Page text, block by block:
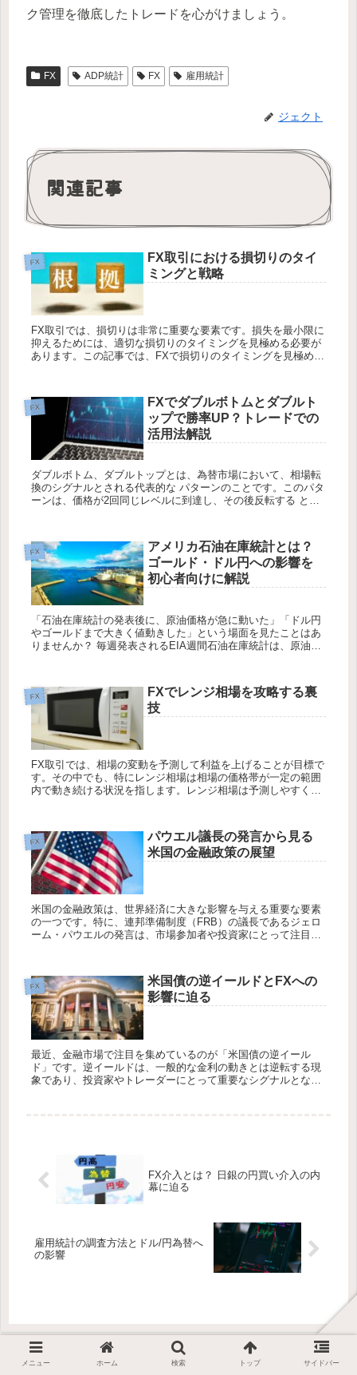
ク管理を徹底したトレードを心がけましょう。
FX ADP統計 FX 雇用統計
ジェクト
関連記事
FX
FX取引における損切りのタイ
ミングと戦略
FX取引では、損切りは非常に重要な要素です。損失を最小限に
抑えるためには、適切な損切りのタイミングを見極める必要が
あります。この記事では、FXで損切りのタイミングを見極める
FX
FXでダブルボトムとダブルト
ップで勝率UP？トレードでの
活用法解説
ダブルボトム、ダブルトップとは、為替市場において、相場転
換のシグナルとされる代表的な パターンのことです。このパタ
ーンは、価格が2回同じレベルに到達し、その後反転する とい
FX
アメリカ石油在庫統計とは？
ゴールド・ドル円への影響を
初心者向けに解説
「石油在庫統計の発表後に、原油価格が急に動いた」「ドル円
やゴールドまで大きく値動きした」という場面を見たことはあ
りませんか？ 毎週発表されるEIA週間石油在庫統計は、原油市
FX
FXでレンジ相場を攻略する裏
技
FX取引では、相場の変動を予測して利益を上げることが目標で
す。その中でも、特にレンジ相場は相場の価格帯が一定の範囲
内で動き続ける状況を指します。レンジ相場は予測しやすく、
FX
パウエル議長の発言から見る
米国の金融政策の展望
米国の金融政策は、世界経済に大きな影響を与える重要な要素
の一つです。特に、連邦準備制度（FRB）の議長であるジェロ
ーム・パウエルの発言は、市場参加者や投資家にとって注目さ
FX
米国債の逆イールドとFXへの
影響に迫る
最近、金融市場で注目を集めているのが「米国債の逆イール
ド」です。逆イールドは、一般的な金利の動きとは逆転する現
象であり、投資家やトレーダーにとって重要なシグナルとなる
FX介入とは？ 日銀の円買い介入の内
幕に迫る
雇用統計の調査方法とドル/円為替へ
の影響
メニュー ホーム 検索 トップ サイドバー